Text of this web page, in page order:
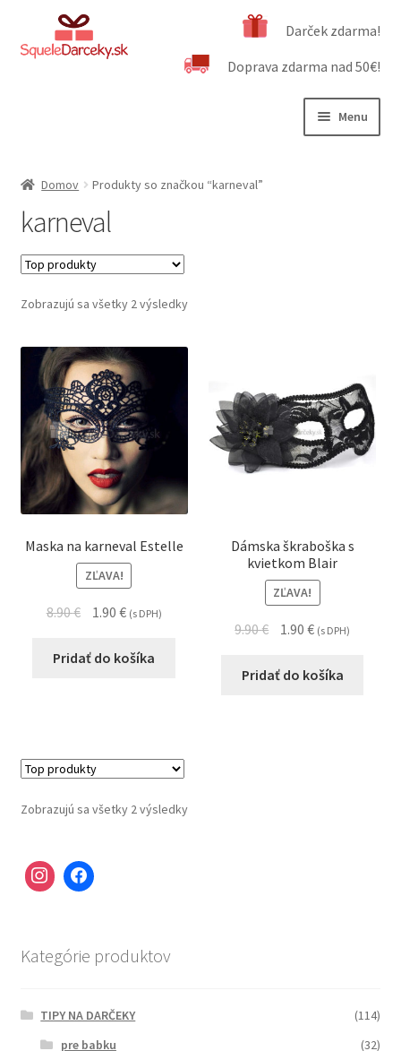
Preskočiť
na
Preskočiť
na
Darček zdarma!
Doprava zdarma nad 50€!
Menu
Dôležité informácie
Obchodné podmienky
Kontakt
Domov Produkty so značkou “karneval”
karneval
Zobrazujú sa všetky 2 výsledky
Maska na karneval Estelle
ZĽAVA!
8.90€ 1.90 € (s DPH)
Pridať do košíka
Dámska škraboška s
kvietkom Blair
ZĽAVA!
9.90€ 1.90€ (s DPH)
Pridať do košíka
Zobrazujú sa všetky 2 výsledky
Kategórie produktov
TIPY NA DARČEKY
(114)
pre babku
(32)